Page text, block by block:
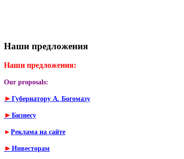
Наши предложения
Наши предложения:
Our proposals:
► Губернатору А. Богомазу
► Бизнесу
► Реклама на сайте
► Инвесторам